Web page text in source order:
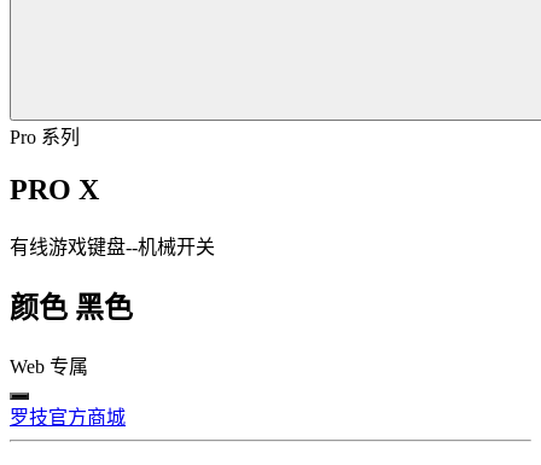
Pro 系列
PRO X
有线游戏键盘--机械开关
颜色 黑色
Web 专属
罗技官方商城